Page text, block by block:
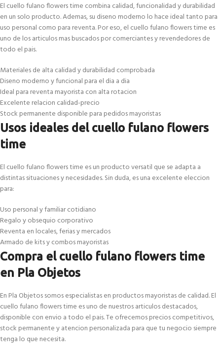
El cuello fulano flowers time combina calidad, funcionalidad y durabilidad
en un solo producto. Ademas, su diseno moderno lo hace ideal tanto para
uso personal como para reventa. Por eso, el cuello fulano flowers time es
uno de los articulos mas buscados por comerciantes y revendedores de
todo el pais.
Materiales de alta calidad y durabilidad comprobada
Diseno moderno y funcional para el dia a dia
Ideal para reventa mayorista con alta rotacion
Excelente relacion calidad-precio
Stock permanente disponible para pedidos mayoristas
Usos ideales del cuello fulano flowers
time
El cuello fulano flowers time es un producto versatil que se adapta a
distintas situaciones y necesidades. Sin duda, es una excelente eleccion
para:
Uso personal y familiar cotidiano
Regalo y obsequio corporativo
Reventa en locales, ferias y mercados
Armado de kits y combos mayoristas
Compra el cuello fulano flowers time
en Pla Objetos
En Pla Objetos somos especialistas en productos mayoristas de calidad. El
cuello fulano flowers time es uno de nuestros articulos destacados,
disponible con envio a todo el pais. Te ofrecemos precios competitivos,
stock permanente y atencion personalizada para que tu negocio siempre
tenga lo que necesita.